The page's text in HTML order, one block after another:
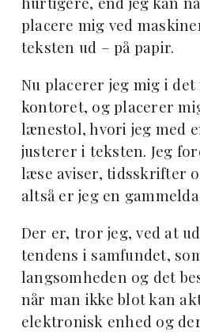
placere mig ved
teksten ud – på papir.
Nu placerer jeg mig i
kontoret, og placerer
lænestol, hvori jeg med
justerer i teksten. Jeg
læse aviser, tidsskrifter
altså er jeg en
Der er, tror jeg, ved at
tendens i samfundet,
langsomheden og det
når man ikke blot kan
elektronisk enhed og